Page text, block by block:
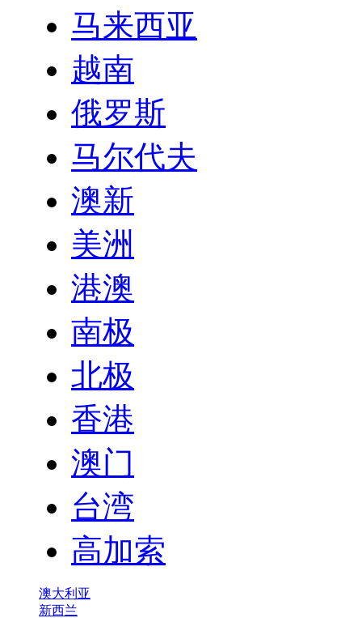
马来西亚
越南
俄罗斯
马尔代夫
澳新
美洲
港澳
南极
北极
香港
澳门
台湾
高加索
澳大利亚
新西兰